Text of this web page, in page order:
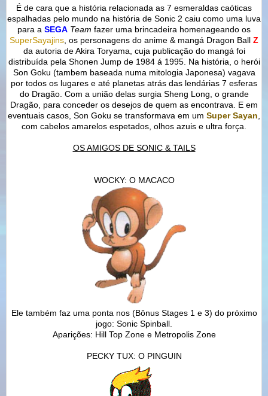
É de cara que a história relacionada as 7 esmeraldas caóticas
espalhadas pelo mundo na história de Sonic 2 caiu como uma luva
para a SEGA Team fazer uma brincadeira homenageando os
SuperSayajins , os personagens do anime & mangá Dragon Ball Z
da autoria de Akira Toryama, cuja publicação do mangá foi
distribuída pela Shonen Jump de 1984 á 1995. Na história, o herói
Son Goku (tambem baseada numa mitologia Japonesa) vagava
por todos os lugares e até planetas atrás das lendárias 7 esferas
do Dragão. Com a união delas surgia Sheng Long, o grande
Dragão, para conceder os desejos de quem as encontrava. E em
eventuais casos, Son Goku se transformava em um Super Sayan
com cabelos amarelos espetados, olhos azuis e ultra força.
OS AMIGOS DE SONIC & TAILS
WOCKY: O MACACO
Ele também faz uma ponta nos (Bônus Stages 1 e 3) do próximo
jogo: Sonic Spinball.
Aparições: Hill Top Zone e Metropolis Zone
PECKY TUX: O PINGUIN